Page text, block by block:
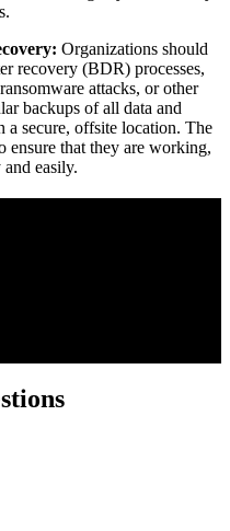
Organizations should
recovery (BDR) processes,
attacks, or other
backups of all data and
a secure, offsite location. The
ensure that they are working,
easily.